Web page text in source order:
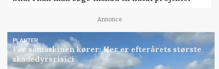
Annonce
PLANTER
Før såmaskinen kører: Her er efterårets største
skadedyrsrisici